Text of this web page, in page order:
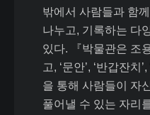
밖에서 사람들과 함
나누고, 기록하는 다
있다. 『박물관은 조
고, ‘문안’, ‘반갑잔치
을 통해 사람들이 자
풀어낼 수 있는 자리